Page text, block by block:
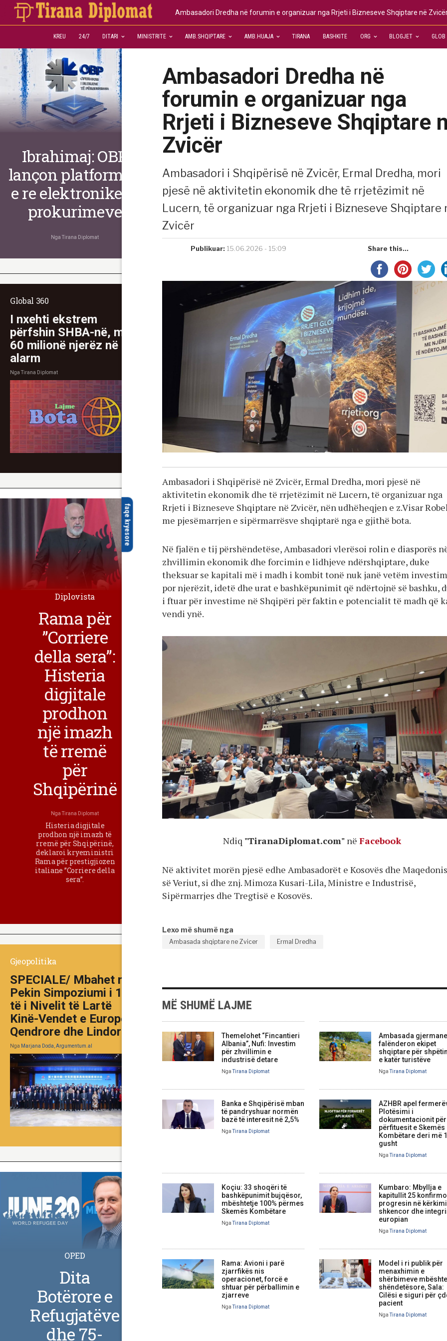
Ambasadori Dredha në forumin e organizuar nga Rrjeti i Bizneseve Shqiptare në
KREU 24/7 DITARI MINISTRITE AMB.SHQIPTARE AMB.HUAJA TIRANA BASHKITE ORG BLOGJET GLOB
faqe kryesore
Ambasadori Dredha në
forumin e organizuar nga
Rrjeti i Bizneseve Shqiptare
Zvicër
Ambasadori i Shqipërisë në Zvicër, Ermal Dredha, mori
pjesë në aktivitetin ekonomik dhe të rrjetëzimit në
Lucern, të organizuar nga Rrjeti i Bizneseve Shqiptare
Zvicër
Publikuar: 15.06.2026 - 15:09 Share this...
Ambasadori i Shqipërisë në Zvicër, Ermal Dredha, mori pjesë në
aktivitetin ekonomik dhe të rrjetëzimit në Lucern, të organizuar nga
Rrjeti i Bizneseve Shqiptare në Zvicër, nën udhëheqjen e z.Visar
me pjesëmarrjen e sipërmarrësve shqiptarë nga e gjithë bota.
Në fjalën e tij përshëndetëse, Ambasadori vlerësoi rolin e diasporës
zhvillimin ekonomik dhe forcimin e lidhjeve ndërshqiptare, duke
theksuar se kapitali më i madh i kombit tonë nuk janë vetëm
por njerëzit, idetë dhe urat e bashkëpunimit që ndërtojnë së bashku,
i ftuar për investime në Shqipëri për faktin e potencialit të madh që
vendi ynë.
Ndiq "TiranaDiplomat.com" në Facebook
Në aktivitet morën pjesë edhe Ambasadorët e Kosovës dhe
së Veriut, si dhe znj. Mimoza Kusari-Lila, Ministre e Industrisë,
Sipërmarrjes dhe Tregtisë e Kosovës.
Lexo më shumë nga
Ambasada shqiptare ne Zvicer Ermal Dredha
MË SHUMË LAJME
Themelohet “Fincantieri
Albania”, Nufi: Investim
për zhvillimin e
industrisë detare
NgaTirana Diplomat
Ambasada gjermane
falënderon ekipet
shqiptare për
e katër turistëve
NgaTirana Diplomat
Banka e Shqipërisë mban
të pandryshuar normën
bazë të interesit në 2,5%
NgaTirana Diplomat
AZHBR apel
Plotësimi i
dokumentacionit për
përfituesit e Skemës
Kombëtare deri më
gusht
NgaTirana Diplomat
Koçiu: 33 shoqëri të
bashkëpunimit bujqësor,
mbështetje 100% përmes
Skemës Kombëtare
NgaTirana Diplomat
Kumbaro: Mbyllja e
kapitullit 25
progresin në
shkencor dhe
europian
NgaTirana Diplomat
Rama: Avioni i parë
zjarrfikës nis
operacionet, forcë e
shtuar për përballimin e
zjarreve
NgaTirana Diplomat
Model i ri publik për
menaxhimin e
shërbimeve
shëndetësore, Sala:
Cilësi e siguri për
pacient
NgaTirana Diplomat
Ibrahimaj: OBP
lançon platformën
e re elektronike të
prokurimeve
Nga Tirana Diplomat
Global 360
I nxehti ekstrem
përfshin SHBA-në, mbi
60 milionë njerëz në
alarm
NgaTirana Diplomat
Diplovista
Rama për
”Corriere
della sera”:
Histeria
digjitale
prodhon
një imazh
të rremë
për
Shqipërinë
NgaTirana Diplomat
Histeria digjitale
prodhon një imazh të
rremë për Shqipërinë,
deklaroi kryeministri
Rama për prestigjiozen
italiane ”Corriere della
sera”.
Gjeopolitika
SPECIALE/ Mbahet në
Pekin Simpoziumi i 10-
të i Nivelit të Lartë
Kinë-Vendet e Europës
Qendrore dhe Lindore
Nga Marjana Doda, Argumentum.al
OPED
Dita
Botërore e
Refugjatëve
dhe 75-